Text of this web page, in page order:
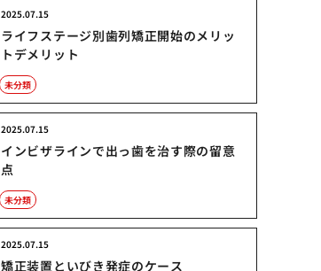
ライフステージ別歯列矯正開始のメリッ
トデメリット
2025.07.15
未分類
インビザラインで出っ歯を治す際の留意
点
2025.07.15
未分類
矯正装置といびき発症のケース
2025.07.15